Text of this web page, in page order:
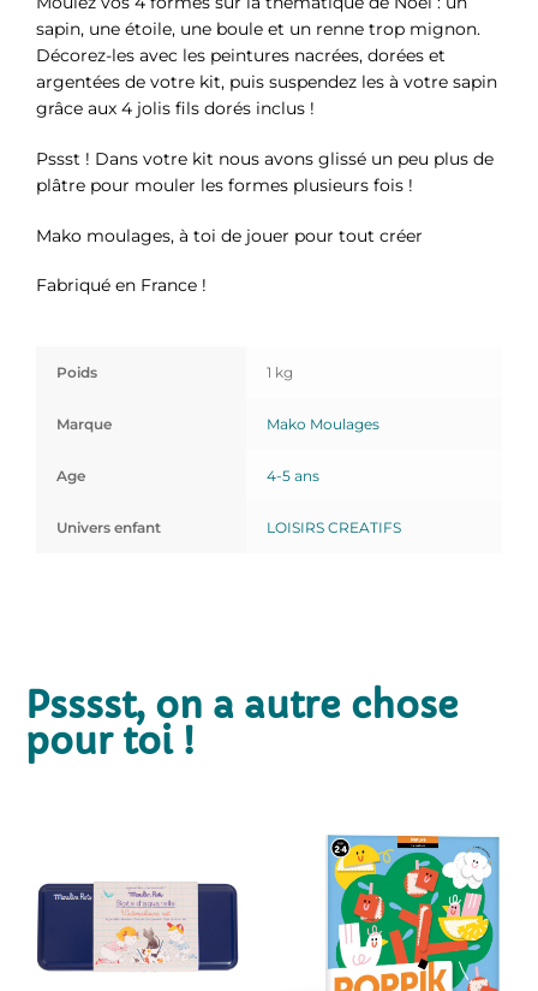
sapin, une étoile, une boule et un renne trop mignon.
Décorez-les avec les peintures nacrées, dorées et
argentées de votre kit, puis suspendez les à votre sapin
grâce aux 4 jolis fils dorés inclus !
Pssst ! Dans votre kit nous avons glissé un peu plus de
plâtre pour mouler les formes plusieurs fois !
Mako moulages, à toi de jouer pour tout créer
Fabriqué en France !
Poids 1 kg
Marque Mako Moulages
Age 4-5 ans
Univers enfant LOISIRS CREATIFS
Psssst, on a autre chose
pour toi !